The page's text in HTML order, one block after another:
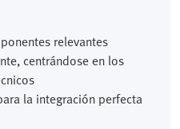
relevantes
centrándose en los
la integración perfecta